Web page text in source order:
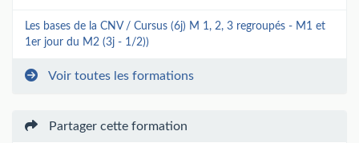
Les bases de la CNV / Cursus (6j) M 1, 2, 3 regroupés - M1 et
1er jour du M2 (3j - 1/2))
Voir toutes les formations
Partager cette formation